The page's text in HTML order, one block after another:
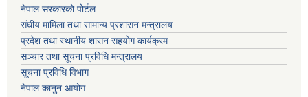
नेपाल सरकारको पोर्टल
संघीय मामिला तथा सामान्य प्रशासन मन्त्रालय
प्रदेश तथा स्थानीय शासन सहयोग कार्यक्रम
सञ्चार तथा सूचना प्रविधि मन्त्रालय
सूचना प्रविधि विभाग
नेपाल कानुन आयोग